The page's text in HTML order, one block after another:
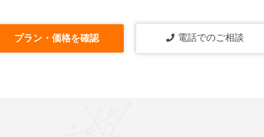
プラン・価格を確認 電話でのご相談